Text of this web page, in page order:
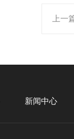
上一
新闻中心